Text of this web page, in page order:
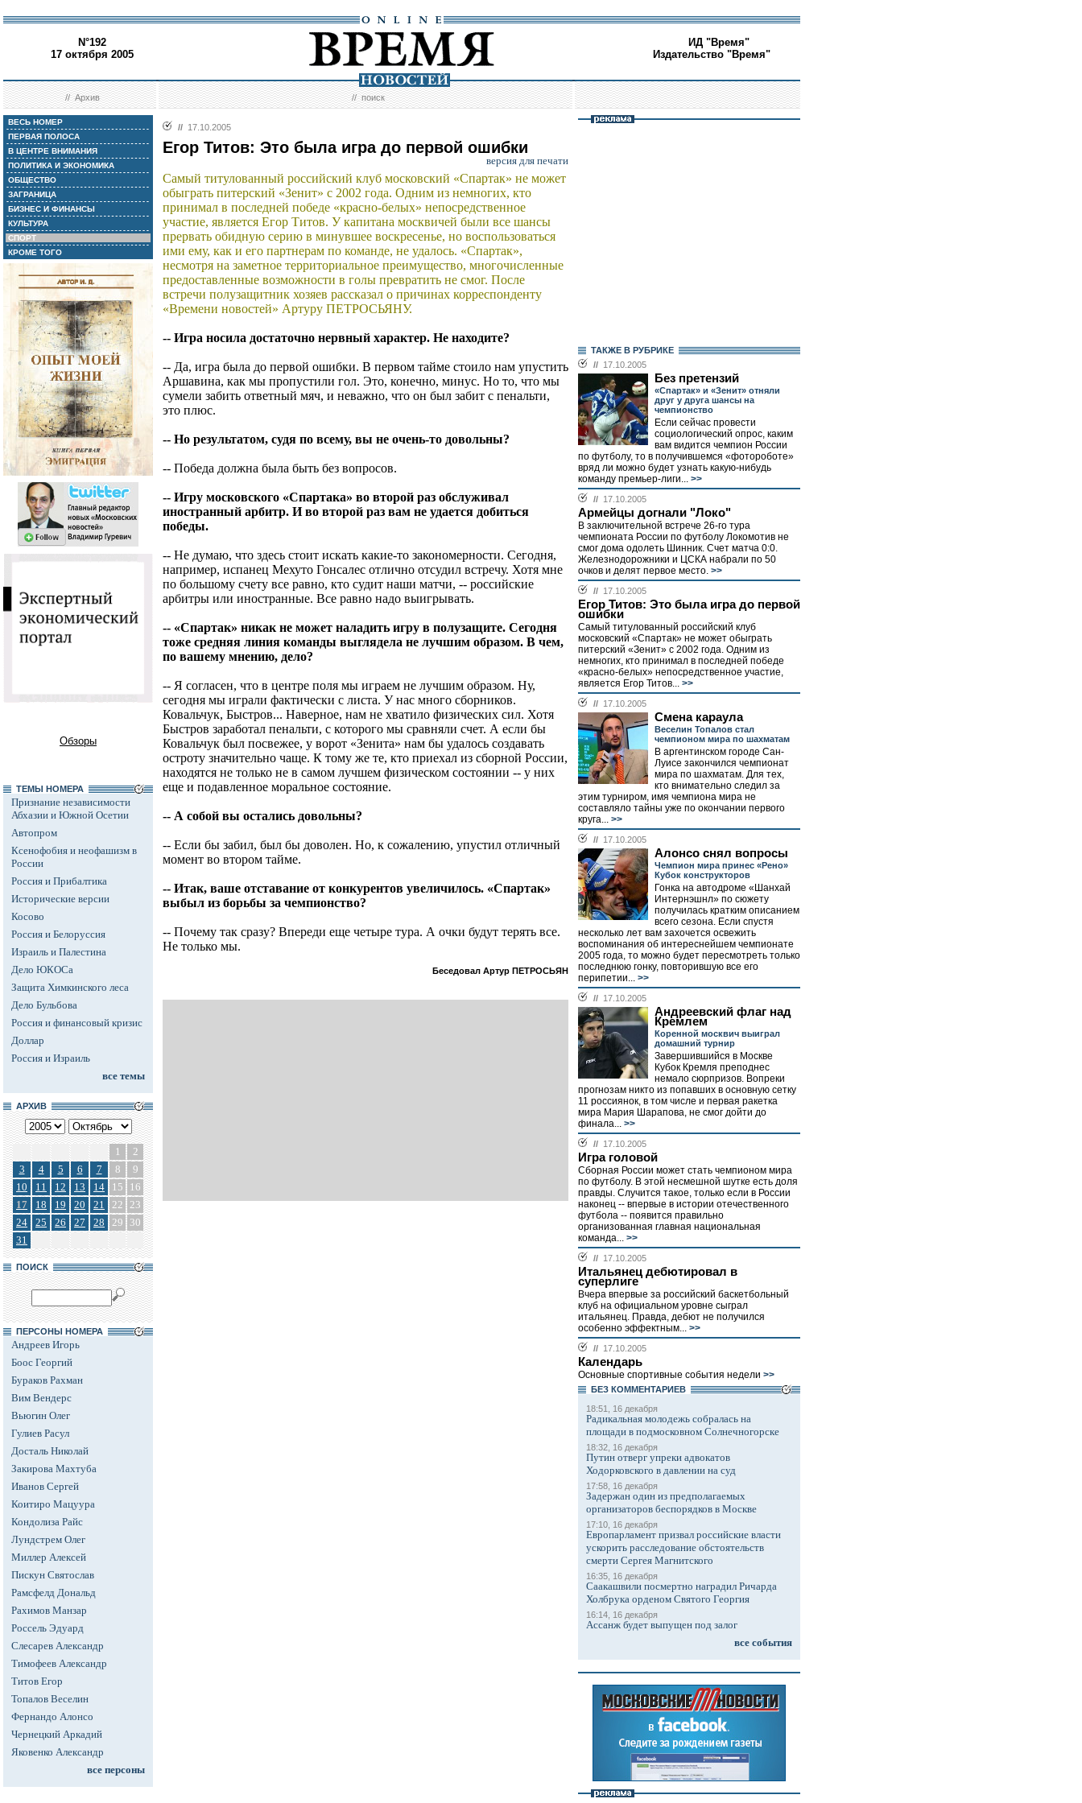
N°192
17 октября 2005
ИД "Время"
Издательство "Время"
//Архив //поиск
ВЕСЬ НОМЕР
ПЕРВАЯ ПОЛОСА
В ЦЕНТРЕ ВНИМАНИЯ
ПОЛИТИКА И ЭКОНОМИКА
ОБЩЕСТВО
ЗАГРАНИЦА
БИЗНЕС И ФИНАНСЫ
КУЛЬТУРА
СПОРТ
КРОМЕ ТОГО
Обзоры
ТЕМЫ НОМЕРА
Признание независимости
Абхазии и Южной Осетии
Автопром
Ксенофобия и неофашизм в
России
Россия и Прибалтика
Исторические версии
Косово
Россия и Белоруссия
Израиль и Палестина
Дело ЮКОСа
Защита Химкинского леса
Дело Бульбова
Россия и финансовый кризис
Доллар
Россия и Израиль
все темы
АРХИВ
1
2
3
4 5 6 7 8
9
10
11 12 13 14 15
16
17
18 19 20 21 22 23
24
25 26 27 28 29
30
31
ПОИСК
ПЕРСОНЫ НОМЕРА
Андреев Игорь
Боос Георгий
Бураков Рахман
Вим Вендерс
Вьюгин Олег
Гулиев Расул
Досталь Николай
Закирова Махтуба
Иванов Сергей
Коитиро Мацуура
Кондолиза Райс
Лундстрем Олег
Миллер Алексей
Пискун Святослав
Рамсфелд Дональд
Рахимов Манзар
Россель Эдуард
Слесарев Александр
Тимофеев Александр
Титов Егор
Топалов Веселин
Фернандо Алонсо
Чернецкий Аркадий
Яковенко Александр
все персоны
// 17.10.2005
Егор Титов: Это была игра до первой ошибки
версия для печати
Самый титулованный российский клуб московский «Спартак» не может
обыграть питерский «Зенит» с 2002 года. Одним из немногих, кто
принимал в последней победе «красно-белых» непосредственное
участие, является Егор Титов. У капитана москвичей были все шансы
прервать обидную серию в минувшее воскресенье, но воспользоваться
ими ему, как и его партнерам по команде, не удалось. «Спартак»,
несмотря на заметное территориальное преимущество, многочисленные
предоставленные возможности в голы превратить не смог. После
встречи полузащитник хозяев рассказал о причинах корреспонденту
«Времени новостей» Артуру ПЕТРОСЬЯНУ.
-- Игра носила достаточно нервный характер. Не находите?
-- Да, игра была до первой ошибки. В первом тайме стоило нам упустить
Аршавина, как мы пропустили гол. Это, конечно, минус. Но то, что мы
сумели забить ответный мяч, и неважно, что он был забит с пенальти,
это плюс.
-- Но результатом, судя по всему, вы не очень-то довольны?
-- Победа должна была быть без вопросов.
-- Игру московского «Спартака» во второй раз обслуживал
иностранный арбитр. И во второй раз вам не удается добиться
победы.
-- Не думаю, что здесь стоит искать какие-то закономерности. Сегодня,
например, испанец Мехуто Гонсалес отлично отсудил встречу. Хотя мне
по большому счету все равно, кто судит наши матчи, -- российские
арбитры или иностранные. Все равно надо выигрывать.
-- «Спартак» никак не может наладить игру в полузащите. Сегодня
тоже средняя линия команды выглядела не лучшим образом. В чем,
по вашему мнению, дело?
-- Я согласен, что в центре поля мы играем не лучшим образом. Ну,
сегодня мы играли фактически с листа. У нас много сборников.
Ковальчук, Быстров... Наверное, нам не хватило физических сил. Хотя
Быстров заработал пенальти, с которого мы сравняли счет. А если бы
Ковальчук был посвежее, у ворот «Зенита» нам бы удалось создавать
остроту значительно чаще. К тому же те, кто приехал из сборной России,
находятся не только не в самом лучшем физическом состоянии -- у них
еще и подавленное моральное состояние.
-- А собой вы остались довольны?
-- Если бы забил, был бы доволен. Но, к сожалению, упустил отличный
момент во втором тайме.
-- Итак, ваше отставание от конкурентов увеличилось. «Спартак»
выбыл из борьбы за чемпионство?
-- Почему так сразу? Впереди еще четыре тура. А очки будут терять все.
Не только мы.
Беседовал Артур ПЕТРОСЬЯН
ТАКЖЕ В РУБРИКЕ
// 17.10.2005
Без претензий
«Спартак» и «Зенит» отняли
друг у друга шансы на
чемпионство
Если сейчас провести
социологический опрос, каким
вам видится чемпион России
по футболу, то в получившемся «фотороботе»
вряд ли можно будет узнать какую-нибудь
команду премьер-лиги... >>
// 17.10.2005
Армейцы догнали "Локо"
В заключительной встрече 26-го тура
чемпионата России по футболу Локомотив не
смог дома одолеть Шинник. Счет матча 0:0.
Железнодорожники и ЦСКА набрали по 50
очков и делят первое место. >>
// 17.10.2005
Егор Титов: Это была игра до первой
ошибки
Самый титулованный российский клуб
московский «Спартак» не может обыграть
питерский «Зенит» с 2002 года. Одним из
немногих, кто принимал в последней победе
«красно-белых» непосредственное участие,
является Егор Титов... >>
// 17.10.2005
Смена караула
Веселин Топалов стал
чемпионом мира по шахматам
В аргентинском городе Сан-
Луисе закончился чемпионат
мира по шахматам. Для тех,
кто внимательно следил за
этим турниром, имя чемпиона мира не
составляло тайны уже по окончании первого
круга... >>
// 17.10.2005
Алонсо снял вопросы
Чемпион мира принес «Рено»
Кубок конструкторов
Гонка на автодроме «Шанхай
Интернэшнл» по сюжету
получилась кратким описанием
всего сезона. Если спустя
несколько лет вам захочется освежить
воспоминания об интереснейшем чемпионате
2005 года, то можно будет пересмотреть только
последнюю гонку, повторившую все его
перипетии... >>
// 17.10.2005
Андреевский флаг над
Кремлем
Коренной москвич выиграл
домашний турнир
Завершившийся в Москве
Кубок Кремля преподнес
немало сюрпризов. Вопреки
прогнозам никто из попавших в основную сетку
11 россиянок, в том числе и первая ракетка
мира Мария Шарапова, не смог дойти до
финала... >>
// 17.10.2005
Игра головой
Сборная России может стать чемпионом мира
по футболу. В этой несмешной шутке есть доля
правды. Случится такое, только если в России
наконец -- впервые в истории отечественного
футбола -- появится правильно
организованная главная национальная
команда... >>
// 17.10.2005
Итальянец дебютировал в
суперлиге
Вчера впервые за российский баскетбольный
клуб на официальном уровне сыграл
итальянец. Правда, дебют не получился
особенно эффектным... >>
// 17.10.2005
Календарь
Основные спортивные события недели >>
БЕЗ КОМMЕНТАРИЕВ
18:51, 16 декабря
Радикальная молодежь собралась на
площади в подмосковном Солнечногорске
18:32, 16 декабря
Путин отверг упреки адвокатов
Ходорковского в давлении на суд
17:58, 16 декабря
Задержан один из предполагаемых
организаторов беспорядков в Москве
17:10, 16 декабря
Европарламент призвал российские власти
ускорить расследование обстоятельств
смерти Сергея Магнитского
16:35, 16 декабря
Саакашвили посмертно наградил Ричарда
Холбрука орденом Святого Георгия
16:14, 16 декабря
Ассанж будет выпущен под залог
все события